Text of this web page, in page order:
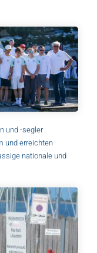
und -segler
und erreichten
nationale und